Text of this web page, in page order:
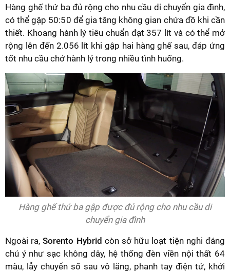
Hàng ghế thứ ba đủ rộng cho nhu cầu di chuyển gia đình,
có thể gập 50:50 để gia tăng không gian chứa đồ khi cần
thiết. Khoang hành lý tiêu chuẩn đạt 357 lít và có thể mở
rộng lên đến 2.056 lít khi gập hai hàng ghế sau, đáp ứng
tốt nhu cầu chở hành lý trong nhiều tình huống.
Hàng ghế thứ ba gập được đủ rộng cho nhu cầu di
chuyển gia đình
Ngoài ra,Sorento Hybrid còn sở hữu loạt tiện nghi đáng
chú ý như sạc không dây, hệ thống đèn viền nội thất 64
màu, lẫy chuyển số sau vô lăng, phanh tay điện tử, khởi